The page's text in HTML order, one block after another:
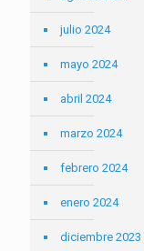
julio 2024
mayo 2024
abril 2024
marzo 2024
febrero 2024
enero 2024
diciembre 2023